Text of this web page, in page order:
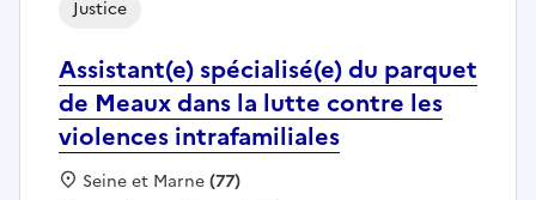
Assistant(e) spécialisé(e) du parquet
de Meaux dans la lutte contre les
violences intrafamiliales
Justice
Localisation :
Seine et Marne(77)